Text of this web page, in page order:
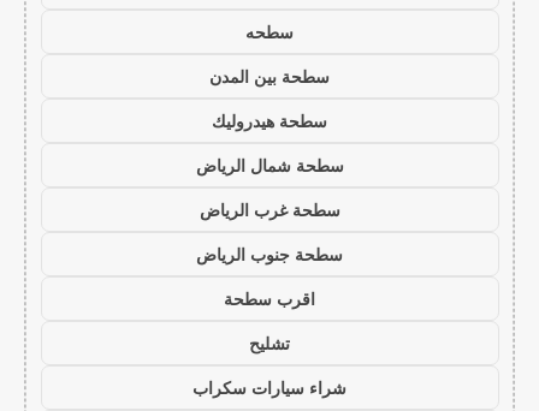
سطحه
سطحة بين المدن
سطحة هيدروليك
سطحة شمال الرياض
سطحة غرب الرياض
سطحة جنوب الرياض
اقرب سطحة
تشليح
شراء سيارات سكراب